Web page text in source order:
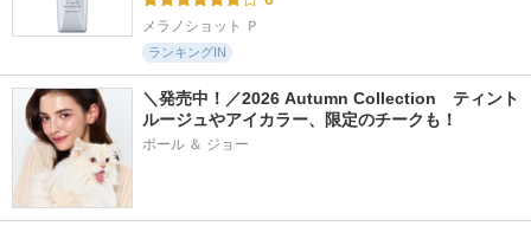
メラノショット Ｐ
ランキングIN
＼発売中！／2026 Autumn Collection　ティント
ルージュやアイカラー、限定のチークも！
ポール ＆ ジョー